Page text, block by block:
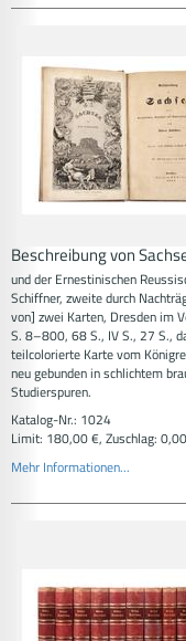
Beschreibung von
und der Ernestinischen
Schiffner, zweite durch
von] zwei Karten, Dresden im
S. 8–800, 68 S., IV S., 27 S.,
teilcolorierte Karte vom
neu gebunden in schlichtem
Studierspuren.
Katalog-Nr.: 1024
Limit: 180,00 €, Zuschlag:
Mehr Informationen...